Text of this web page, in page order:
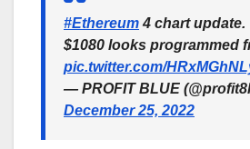
#Ethereum4 chart update.
$1080 looks programmed
pic.twitter.com/
— PROFIT BLUE
December 25, 2022